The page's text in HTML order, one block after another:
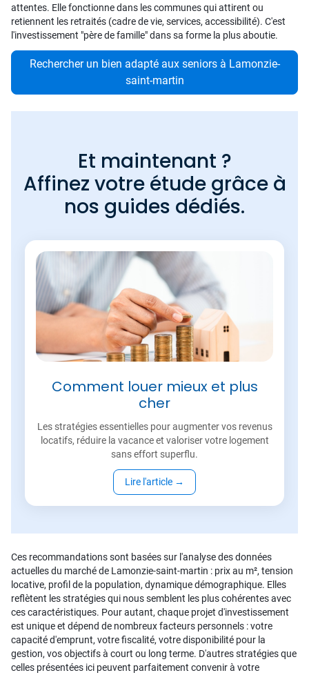
attentes. Elle fonctionne dans les communes qui attirent ou
retiennent les retraités (cadre de vie, services, accessibilité). C'est
l'investissement "père de famille" dans sa forme la plus aboutie.
Rechercher un bien adapté aux seniors à Lamonzie-
saint-martin
Et maintenant ?
Affinez votre étude grâce à
nos guides dédiés.
Comment louer mieux et plus
cher
Les stratégies essentielles pour augmenter vos revenus
locatifs, réduire la vacance et valoriser votre logement
sans effort superflu.
Lire l'article →
Ces recommandations sont basées sur l'analyse des données
actuelles du marché de Lamonzie-saint-martin : prix au m², tension
locative, profil de la population, dynamique démographique. Elles
reflètent les stratégies qui nous semblent les plus cohérentes avec
ces caractéristiques. Pour autant, chaque projet d'investissement
est unique et dépend de nombreux facteurs personnels : votre
capacité d'emprunt, votre fiscalité, votre disponibilité pour la
gestion, vos objectifs à court ou long terme. D'autres stratégies que
celles présentées ici peuvent parfaitement convenir à votre